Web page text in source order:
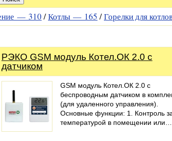
— 310 /Котлы — 165 /Горелки для
РЭКО GSM модуль Котел.ОК 2.0 с
датчиком
GSM модуль Котел.ОК 2.0 с
беспроводным датчиком в
(для удаленного управления).
Основные функции: 1. Контроль
температурой в помещении или…